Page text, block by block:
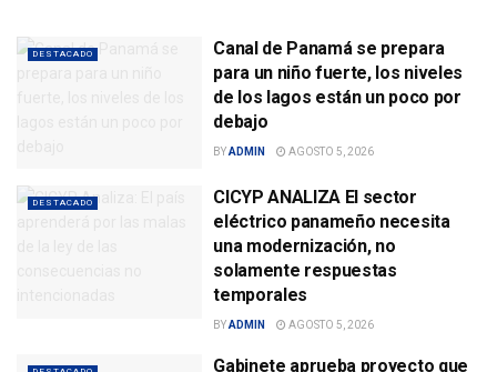
DESTACADO
Canal de Panamá se prepara
para un niño fuerte, los niveles
de los lagos están un poco por
debajo
BYADMIN AGOSTO 5, 2026
DESTACADO
CICYP ANALIZA El sector
eléctrico panameño necesita
una modernización, no
solamente respuestas
temporales
BYADMIN AGOSTO 5, 2026
Gabinete aprueba proyecto que